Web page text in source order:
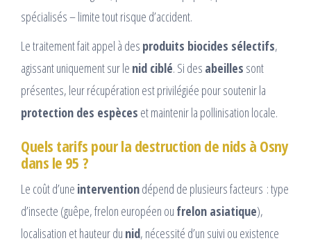
spécialisés – limite tout risque d’accident.
Le traitement fait appel à des produits biocides sélectifs,
agissant uniquement sur le nid ciblé. Si des abeilles sont
présentes, leur récupération est privilégiée pour soutenir la
protection des espèces et maintenir la pollinisation locale.
Quels tarifs pour la destruction de nids à Osny
dans le 95 ?
Le coût d’une interventiondépend de plusieurs facteurs : type
d’insecte (guêpe, frelon européen ou frelon asiatique),
localisation et hauteur du nid, nécessité d’un suivi ou existence